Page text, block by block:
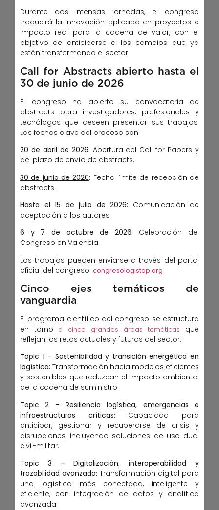
Durante dos intensas jornadas, el congreso
traducirá la innovación aplicada en proyectos e
impacto real para la cadena de valor, con el
objetivo de anticiparse a los cambios que ya
están transformando el sector.
Call for Abstracts abierto hasta el
30 de junio de 2026
El congreso ha abierto su convocatoria de
abstracts para investigadores, profesionales y
tecnólogos que deseen presentar sus trabajos.
Las fechas clave del proceso son:
20 de abril de 2026: Apertura del Call for Papers y
del plazo de envío de abstracts.
30 de junio de 2026: Fecha límite de recepción de
abstracts.
Hasta el 15 de julio de 2026: Comunicación de
aceptación a los autores.
6 y 7 de octubre de 2026: Celebración del
Congreso en Valencia.
Los trabajos pueden enviarse a través del portal
oficial del congreso: congresologistop.org
Cinco ejes temáticos de
vanguardia
El programa científico del congreso se estructura
en torno
a cinco grandes áreas temáticas
que
reflejan los retos actuales y futuros del sector:
Topic 1 – Sostenibilidad y transición energética en
logística: Transformación hacia modelos eficientes
y sostenibles que reduzcan el impacto ambiental
de la cadena de suministro.
Topic 2 – Resiliencia logística, emergencias e
infraestructuras críticas: Capacidad para
anticipar, gestionar y recuperarse de crisis y
disrupciones, incluyendo soluciones de uso dual
civil-militar.
Topic 3 – Digitalización, interoperabilidad y
trazabilidad avanzada: Transformación digital para
una logística más conectada, inteligente y
eficiente, con integración de datos y analítica
avanzada.